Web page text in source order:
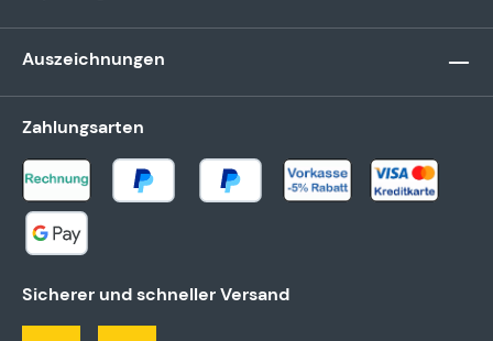
Auszeichnungen
Zahlungsarten
Sicherer und schneller Versand